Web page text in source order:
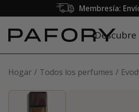
Membresía:
Descubre
Hogar Todos los perfumes